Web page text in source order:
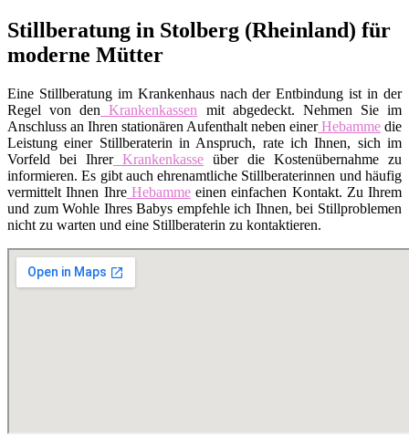
Stillberatung in Stolberg (Rheinland) für
moderne Mütter
Eine Stillberatung im Krankenhaus nach der Entbindung ist in der
Regel von den Krankenkassen mit abgedeckt. Nehmen Sie im
Anschluss an Ihren stationären Aufenthalt neben einerHebamme die
Leistung einer Stillberaterin in Anspruch, rate ich Ihnen, sich im
Vorfeld bei IhrerKrankenkasse über die Kostenübernahme zu
informieren. Es gibt auch ehrenamtliche Stillberaterinnen und häufig
vermittelt Ihnen IhreHebammeeinen einfachen Kontakt. Zu Ihrem
und zum Wohle Ihres Babys empfehle ich Ihnen, bei Stillproblemen
nicht zu warten und eine Stillberaterin zu kontaktieren.